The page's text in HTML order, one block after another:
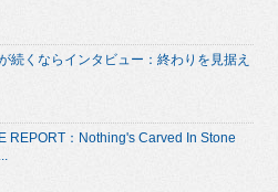
続くならインタビュー：終わりを見据え
REPORT：Nothing's Carved In Stone